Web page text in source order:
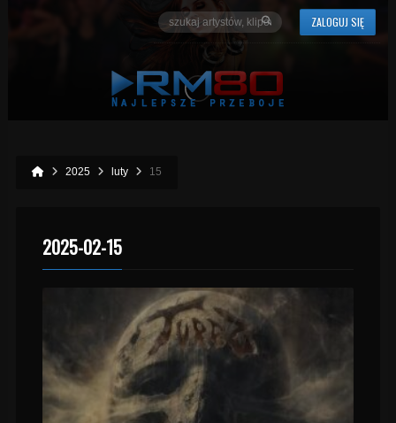
ZALOGUJ SIĘ
2025 luty 15
2025-02-15